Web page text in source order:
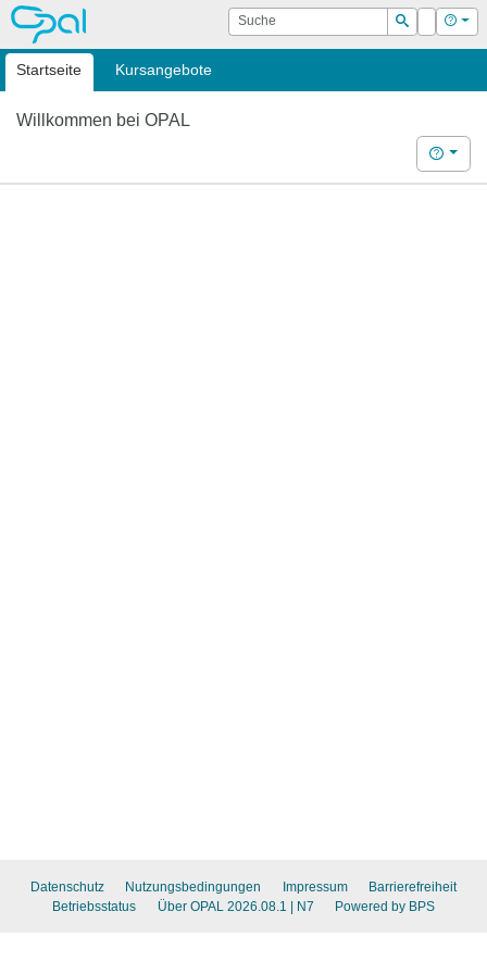
OPAL Suche
Suchen
Login Hilfe
Startseite Kursangebote
Willkommen bei OPAL
Hilfe
Datenschutz Nutzungsbedingungen Impressum
Barrierefreiheit
Betriebsstatus
Über OPAL 2026.08.1 | N7 Powered by BPS